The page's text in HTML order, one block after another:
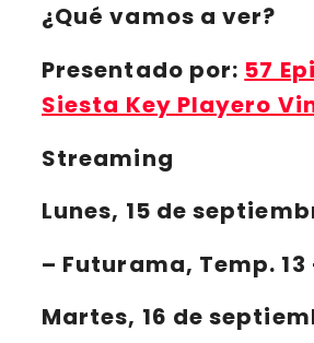
¿Qué vamos a ver?
Presentado por: 57
Siesta Key Playero
Streaming
Lunes, 15 de
– Futurama, Temp. 13
Martes, 16 de